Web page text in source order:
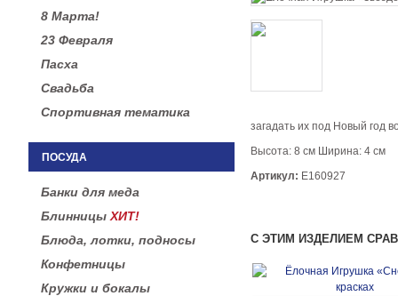
8 Марта!
23 Февраля
Пасха
Свадьба
Спортивная тематика
ПОСУДА
Банки для меда
Блинницы ХИТ!
Блюда, лотки, подносы
Конфетницы
Кружки и бокалы
загадать их под Новый год
Высота: 8 см Ширина: 4 см
Артикул: E160927
С ЭТИМ ИЗДЕЛИЕМ